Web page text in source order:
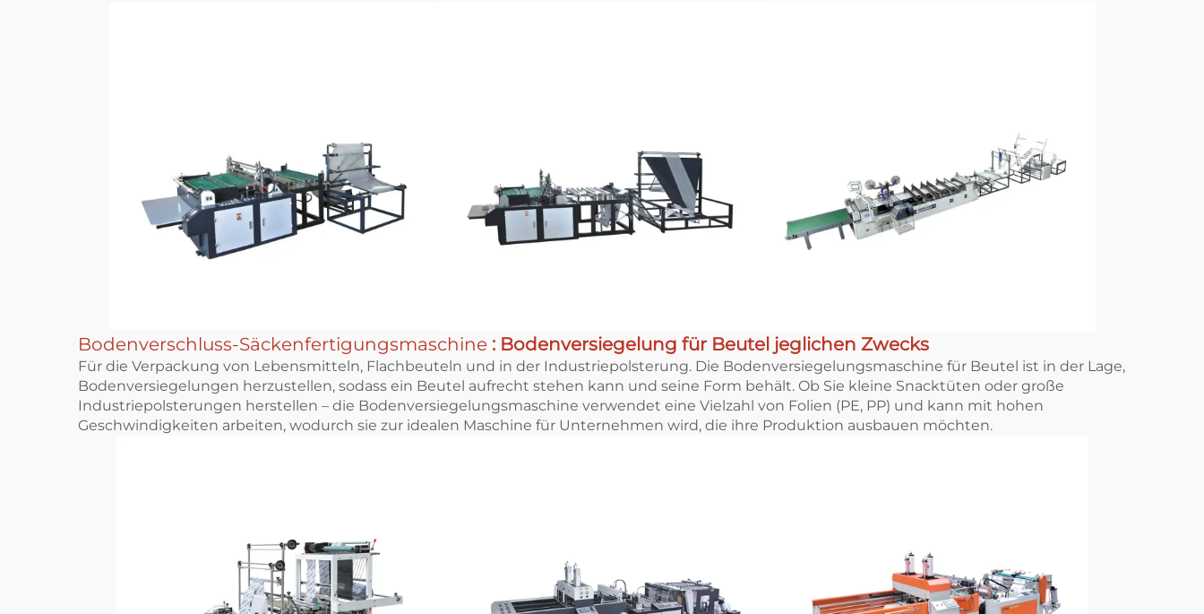
Bodenverschluss-Säckenfertigungsmaschine : Bodenversiegelung für Beutel jeglichen Zwecks
Für die Verpackung von Lebensmitteln, Flachbeuteln und in der Industriepolsterung. Die Bodenversiegelungsmaschine für Beutel ist in der Lage,
Bodenversiegelungen herzustellen, sodass ein Beutel aufrecht stehen kann und seine Form behält. Ob Sie kleine Snacktüten oder große
Industriepolsterungen herstellen – die Bodenversiegelungsmaschine verwendet eine Vielzahl von Folien (PE, PP) und kann mit hohen
Geschwindigkeiten arbeiten, wodurch sie zur idealen Maschine für Unternehmen wird, die ihre Produktion ausbauen möchten.